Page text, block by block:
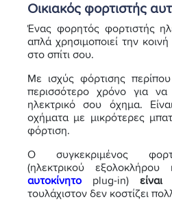
Οικιακός φορτιστής
Ένας φορητός φορτιστής
απλά χρησιμοποιεί την
στο σπίτι σου.
Με ισχύς φόρτισης
περισσότερο χρόνο για
ηλεκτρικό σου όχημα.
οχήματα με μικρότερες
φόρτιση.
Ο συγκεκριμένος
(ηλεκτρικού
αυτοκίνητο plug-in)
τουλάχιστον δεν κοστίζει